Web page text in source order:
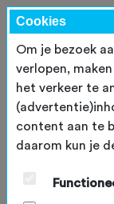
Routes
Cookies
Om je bezoek
verlopen,
het verkeer te
content aan te
daarom kun je